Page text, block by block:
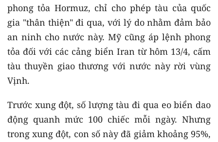
phong tỏa Hormuz, chỉ cho phép tàu của quốc
gia "thân thiện" đi qua, với lý do nhằm đảm bảo
an ninh cho nước này. Mỹ cũng áp lệnh phong
tỏa đối với các cảng biển Iran từ hôm 13/4, cấm
tàu thuyền giao thương với nước này rời vùng
Vịnh.
Trước xung đột, số lượng tàu đi qua eo biển dao
động quanh mức 100 chiếc mỗi ngày. Nhưng
trong xung đột, con số này đã giảm khoảng 95%,